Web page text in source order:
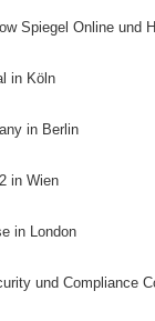
Spiegel Online und
in Köln
in Berlin
in Wien
in London
und Compliance